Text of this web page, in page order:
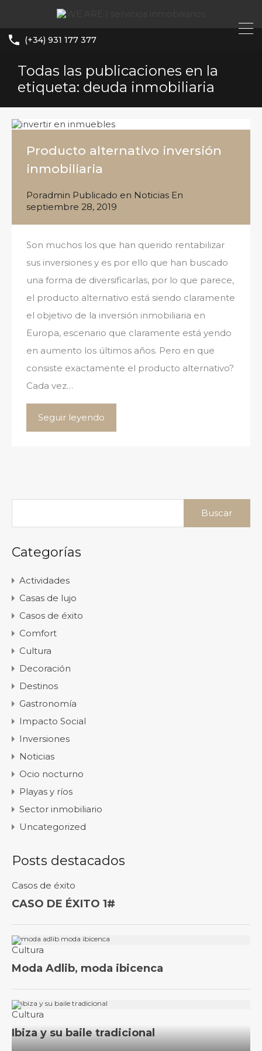
(+34) 931 177 377
Todas las publicaciones en la
etiqueta: deuda inmobiliaria
Producto alternativo inversión
inmobiliaria
Poradmin Publicado en Noticias En
septiembre 28, 2019
Son muchos los que han querido rentabilizar
sus inversiones y es por ello que han buscado
una forma de diversificarlas, por lo que parece,
el producto alternativo está siendo claramente
el objetivo de la inversión inmobiliaria en
Europa, escenario que claramente está yendo
en aumento los últimos años. Pero en que
consiste exactamente el producto alternativo?
Cada vez…
Seguir leyendo
Buscar:
Categorías
Actividades
Casas de lujo
Casos de éxito
Comfort
Cultura
Decoración
Destinos
Gastronomía
Impacto Social
Inversiones
Noticias
Ocio nocturno
Playas y ríos
Sector inmobiliario
Uncategorized
Posts destacados